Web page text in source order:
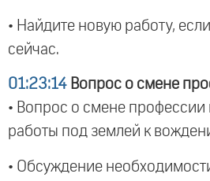
• Найдите новую работу,
сейчас.
01:23:14 Вопрос о смене
• Вопрос о смене профессии
работы под землей к
• Обсуждение